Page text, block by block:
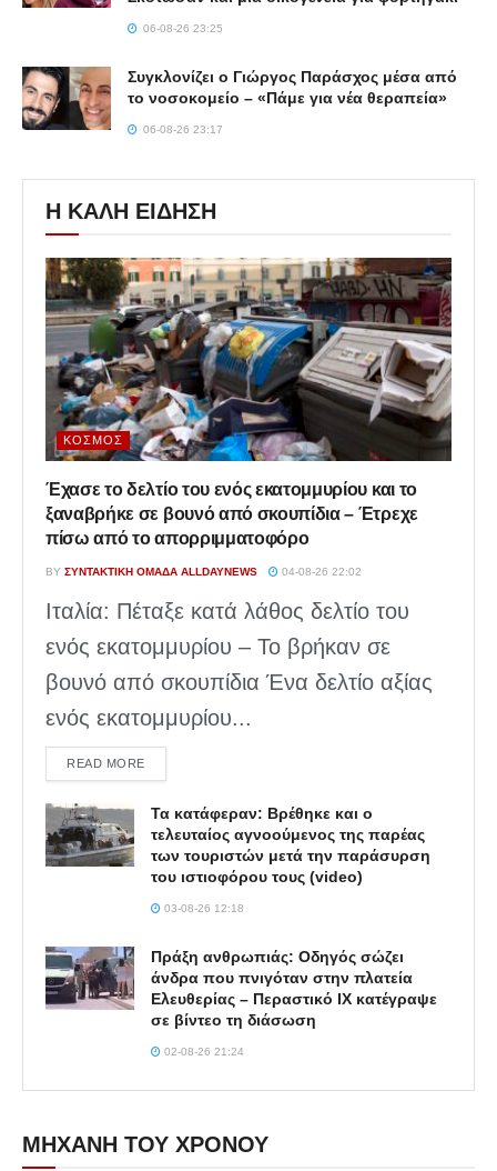
06-08-26 23:25
Συγκλονίζει ο Γιώργος Παράσχος μέσα από
το νοσοκομείο – «Πάμε για νέα θεραπεία»
06-08-26 23:17
Η ΚΑΛΗ ΕΙΔΗΣΗ
ΚΌΣΜΟΣ
Έχασε το δελτίο του ενός εκατομμυρίου και το
ξαναβρήκε σε βουνό από σκουπίδια – Έτρεχε
πίσω από το απορριμματοφόρο
BY ΣΥΝΤΑΚΤΙΚΉ ΟΜΆΔΑ ALLDAYNEWS 04-08-26 22:02
Ιταλία: Πέταξε κατά λάθος δελτίο του
ενός εκατομμυρίου – Το βρήκαν σε
βουνό από σκουπίδια Ένα δελτίο αξίας
ενός εκατομμυρίου...
READ MOREDETAILS
Τα κατάφεραν: Βρέθηκε και ο
τελευταίος αγνοούμενος της παρέας
των τουριστών μετά την παράσυρση
του ιστιοφόρου τους (video)
03-08-26 12:18
Πράξη ανθρωπιάς: Οδηγός σώζει
άνδρα που πνιγόταν στην πλατεία
Ελευθερίας – Περαστικό ΙΧ κατέγραψε
σε βίντεο τη διάσωση
02-08-26 21:24
ΜΗΧΑΝΗ ΤΟΥ ΧΡΟΝΟΥ